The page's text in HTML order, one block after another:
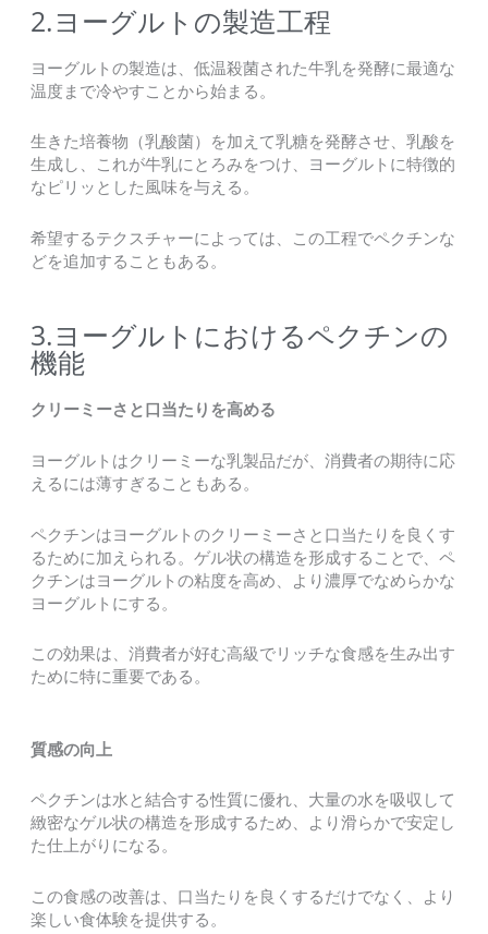
2.ヨーグルトの製造工程
ヨーグルトの製造は、低温殺菌された牛乳を発酵に最適な
温度まで冷やすことから始まる。
生きた培養物（乳酸菌）を加えて乳糖を発酵させ、乳酸を
生成し、これが牛乳にとろみをつけ、ヨーグルトに特徴的
なピリッとした風味を与える。
希望するテクスチャーによっては、この工程でペクチンな
どを追加することもある。
3.ヨーグルトにおけるペクチンの
機能
クリーミーさと口当たりを高める
ヨーグルトはクリーミーな乳製品だが、消費者の期待に応
えるには薄すぎることもある。
ペクチンはヨーグルトのクリーミーさと口当たりを良くす
るために加えられる。ゲル状の構造を形成することで、ペ
クチンはヨーグルトの粘度を高め、より濃厚でなめらかな
ヨーグルトにする。
この効果は、消費者が好む高級でリッチな食感を生み出す
ために特に重要である。
質感の向上
ペクチンは水と結合する性質に優れ、大量の水を吸収して
緻密なゲル状の構造を形成するため、より滑らかで安定し
た仕上がりになる。
この食感の改善は、口当たりを良くするだけでなく、より
楽しい食体験を提供する。